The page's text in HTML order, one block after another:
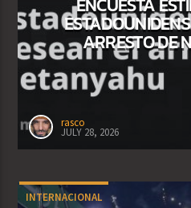
ARRESTO DE
rasco
JULY 28, 2026
INTERNACIONAL